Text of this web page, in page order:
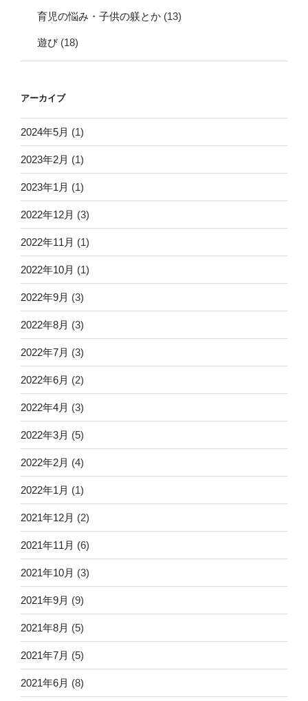
育児の悩み・子供の躾とか (13)
遊び (18)
アーカイブ
2024年5月 (1)
2023年2月 (1)
2023年1月 (1)
2022年12月 (3)
2022年11月 (1)
2022年10月 (1)
2022年9月 (3)
2022年8月 (3)
2022年7月 (3)
2022年6月 (2)
2022年4月 (3)
2022年3月 (5)
2022年2月 (4)
2022年1月 (1)
2021年12月 (2)
2021年11月 (6)
2021年10月 (3)
2021年9月 (9)
2021年8月 (5)
2021年7月 (5)
2021年6月 (8)